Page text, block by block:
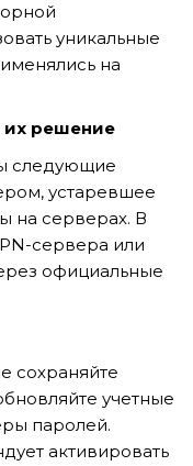
уникальные
на
их решение
следующие
устаревшее
на серверах. В
сервера или
официальные
сохраняйте
учетные
паролей.
активировать